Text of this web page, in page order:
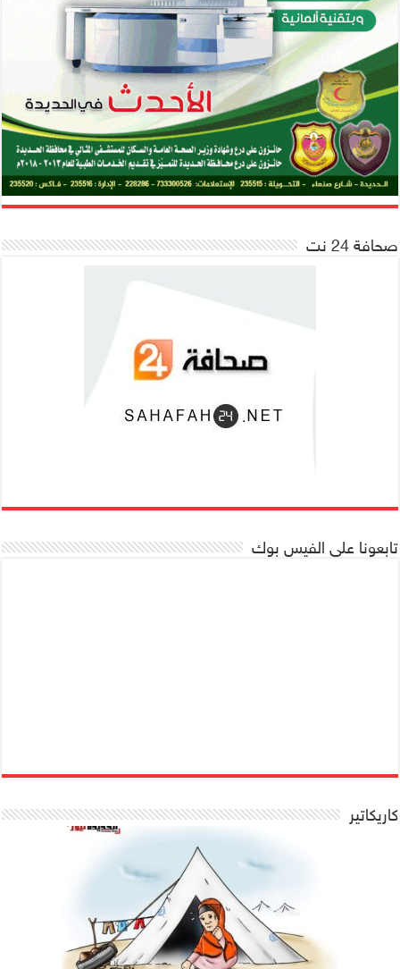
صحافة 24 نت
تابعونا على الفيس بوك
كاريكاتير
كاريكاتير يلخص واقع المساعدات الانسانية
شاهد كاريكاتير .. هكذا يعيش معظم